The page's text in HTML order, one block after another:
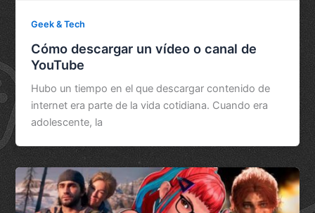
Geek & Tech
Cómo descargar un vídeo o canal de
YouTube
Hubo un tiempo en el que descargar contenido de
internet era parte de la vida cotidiana. Cuando era
adolescente, la